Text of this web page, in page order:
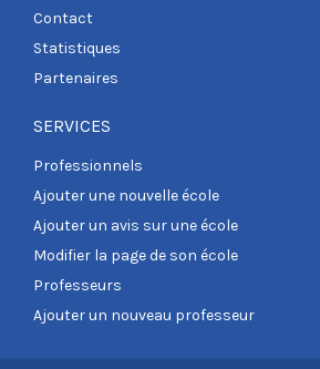
Contact
Statistiques
Partenaires
SERVICES
Professionnels
Ajouter une nouvelle école
Ajouter un avis sur une école
Modifier la page de son école
Professeurs
Ajouter un nouveau professeur